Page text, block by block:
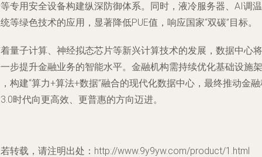
专用安全设备构建纵深防御体系。同时，液冷服务器、AI调温
等绿色技术的应用，显著降低PUE值，响应国家“双碳”目标。
量子计算、神经拟态芯片等新兴计算技术的发展，数据中心将
步提升金融业务的智能水平。金融机构需持续优化基础设施架
构建“算力+算法+数据”融合的现代化数据中心，最终推动金
时代向更高效、更普惠的方向迈进。
转载，请注明出处：http://www.9y9yw.com/product/1.html